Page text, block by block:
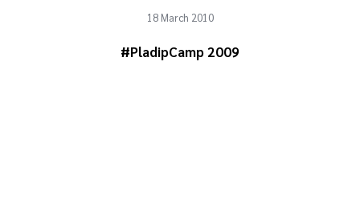
18 March 2010
#PladipCamp 2009